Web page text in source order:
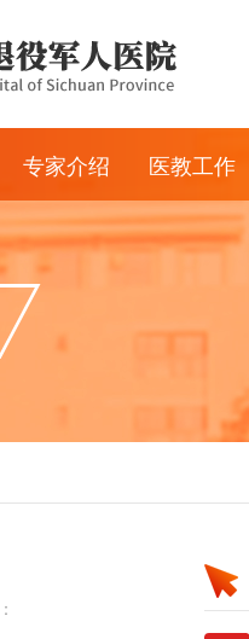
专家介绍
专家团队
医教工作
医疗信息